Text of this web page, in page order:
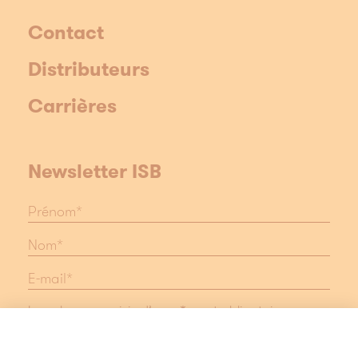
Contact
Distributeurs
Carrières
Newsletter ISB
Les champs suivis d'une * sont obligatoires